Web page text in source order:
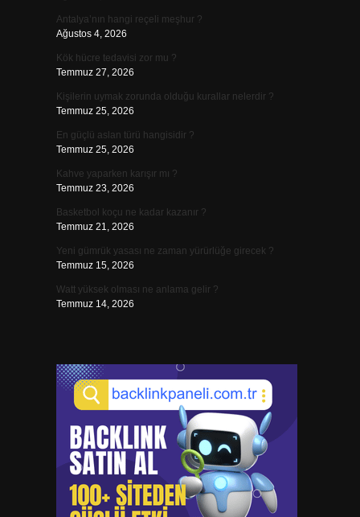
Antalya’nın hangi reçeli meşhur ?
Ağustos 4, 2026
Kök hücre tedavisi zor mu ?
Temmuz 27, 2026
Kişilerin uymak zorunda olduğu kurallar nelerdir ?
Temmuz 25, 2026
En güçlü aslan türü hangisidir ?
Temmuz 25, 2026
Kahve yaparken karışır mı ?
Temmuz 23, 2026
Basketbol koçu ne kadar kazanır ?
Temmuz 21, 2026
Yeni gümrük yasası ne zaman yürürlüğe girecek ?
Temmuz 15, 2026
Watt yüksek olması ne anlama gelir ?
Temmuz 14, 2026